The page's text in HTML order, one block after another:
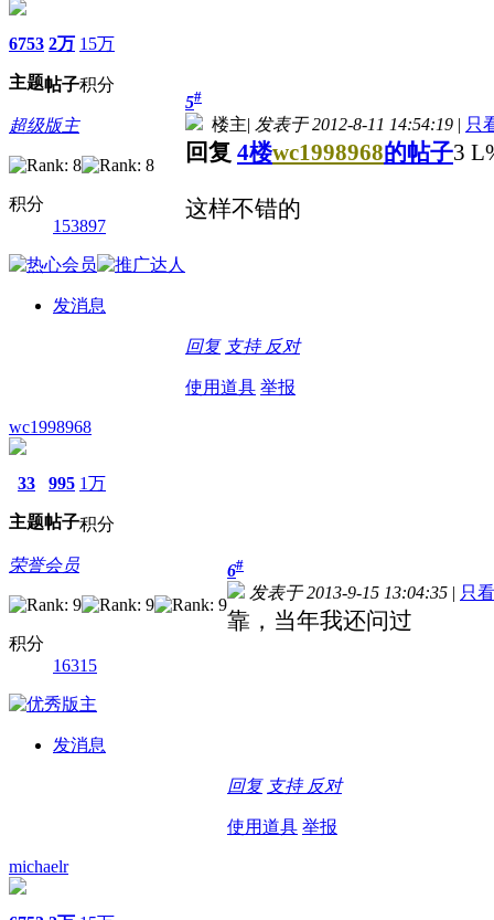
6753
主题
2万
帖子
15万
积分
超级版主
积分
153897
发消息
5#
楼主| 发表于 2012-8-11 14:54:19 | 只
回复 4楼wc1998968的帖子3
这样不错的
回复 支持 反对
使用道具 举报
wc1998968
33
主题
995
帖子
1万
积分
荣誉会员
积分
16315
发消息
6#
发表于 2013-9-15 13:04:35 | 只
靠，当年我还问过
回复 支持 反对
使用道具 举报
michaelr